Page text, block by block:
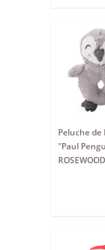
Peluche de
"Paul
ROSEWOOD